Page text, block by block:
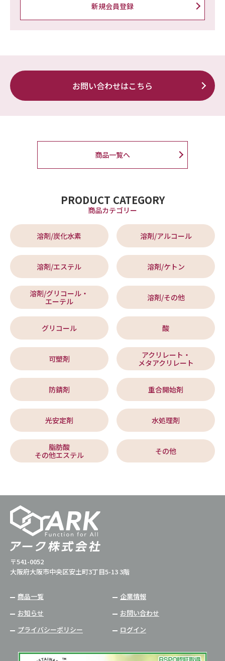
新規会員登録
お問い合わせはこちら
商品一覧へ
PRODUCT CATEGORY
商品カテゴリー
溶剤/炭化水素 溶剤/アルコール
溶剤/エステル 溶剤/ケトン
溶剤/グリコール・
エーテル
溶剤/その他
グリコール 酸
可塑剤
アクリレート・
メタアクリレート
防錆剤 重合開始剤
光安定剤 水処理剤
脂肪酸
その他エステル
その他
〒541-0052
大阪府大阪市中央区安土町3丁目5-13 3階
商品一覧
企業情報
お知らせ
お問い合わせ
プライバシーポリシー
ログイン